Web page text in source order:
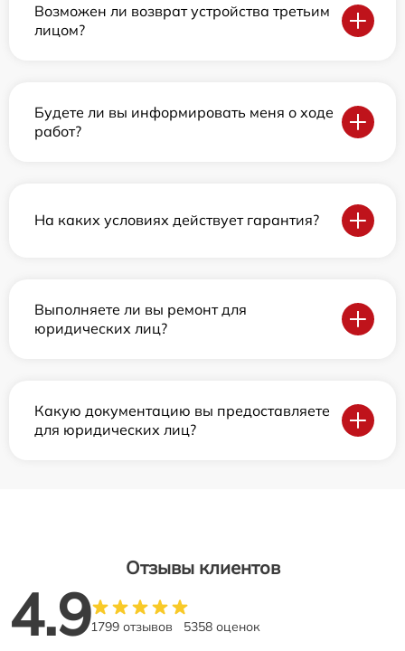
Возможен ли возврат устройства третьим
лицом?
Будете ли вы информировать меня о ходе
работ?
На каких условиях действует гарантия?
Выполняете ли вы ремонт для
юридических лиц?
Какую документацию вы предоставляете
для юридических лиц?
Отзывы клиентов
4.91799 отзывов 5358 оценок